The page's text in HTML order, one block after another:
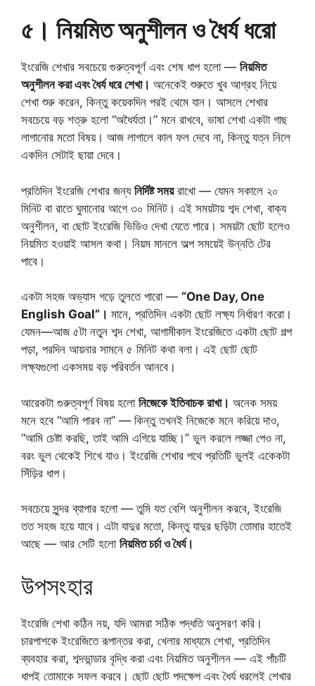
৫। নিয়মিত অনুশীলন ও ধৈর্য ধরো
ইংরেজি শেখার সবচেয়ে গুরুত্বপূর্ণ এবং শেষ ধাপ হলো — নিয়মিত
অনুশীলন করা এবং ধৈর্য ধরে শেখা। অনেকেই শুরুতে খুব আগ্রহ নিয়ে
শেখা শুরু করেন, কিন্তু কয়েকদিন পরই থেমে যান। আসলে শেখার
সবচেয়ে বড় শত্রু হলো “অধৈর্যতা।” মনে রাখবে, ভাষা শেখা একটা গাছ
লাগানোর মতো বিষয়। আজ লাগালে কাল ফল দেবে না, কিন্তু যত্ন নিলে
একদিন সেটাই ছায়া দেবে।
প্রতিদিন ইংরেজি শেখার জন্য নির্দিষ্ট সময়রাখো — যেমন সকালে ২০
মিনিট বা রাতে ঘুমানোর আগে ৩০ মিনিট। এই সময়টায় শব্দ শেখা, বাক্য
অনুশীলন, বা ছোট ইংরেজি ভিডিও দেখা যেতে পারে। সময়টা ছোট হলেও
নিয়মিত হওয়াই আসল কথা। নিয়ম মানলে অল্প সময়েই উন্নতি টের
পাবে।
একটা সহজ অভ্যাস গড়ে তুলতে পারো — “One Day, One
English Goal”। মানে, প্রতিদিন একটা ছোট লক্ষ্য নির্ধারণ করো।
যেমন—আজ ৫টা নতুন শব্দ শেখা, আগামীকাল ইংরেজিতে একটা ছোট গল্প
পড়া, পরদিন আয়নার সামনে ৫ মিনিট কথা বলা। এই ছোট ছোট
লক্ষ্যগুলো একসময় বড় পরিবর্তন আনবে।
আরেকটা গুরুত্বপূর্ণ বিষয় হলো নিজেকে ইতিবাচক রাখা। অনেক সময়
মনে হবে “আমি পারব না” — কিন্তু তখনই নিজেকে মনে করিয়ে দাও,
“আমি চেষ্টা করছি, তাই আমি এগিয়ে যাচ্ছি।” ভুল করলে লজ্জা পেও না,
বরং ভুল থেকেই শিখে যাও। ইংরেজি শেখার পথে প্রতিটি ভুলই একেকটা
সিঁড়ির ধাপ।
সবচেয়ে সুন্দর ব্যাপার হলো — তুমি যত বেশি অনুশীলন করবে, ইংরেজি
তত সহজ হয়ে যাবে। এটা যাদুর মতো, কিন্তু যাদুর ছড়িটা তোমার হাতেই
আছে — আর সেটি হলো নিয়মিত চর্চা ও ধৈর্য।
উপসংহার
ইংরেজি শেখা কঠিন নয়, যদি আমরা সঠিক পদ্ধতি অনুসরণ করি।
চারপাশকে ইংরেজিতে রূপান্তর করা, খেলার মাধ্যমে শেখা, প্রতিদিন
ব্যবহার করা, শব্দভান্ডার বৃদ্ধি করা এবং নিয়মিত অনুশীলন — এই পাঁচটি
ধাপই তোমাকে সফল করবে। ছোট ছোট পদক্ষেপ এবং ধৈর্য ধরলেই শেখার